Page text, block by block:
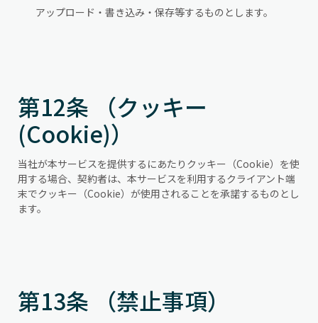
アップロード・書き込み・保存等するものとします。
第12条 （クッキー
(Cookie)）
当社が本サービスを提供するにあたりクッキー（Cookie）を使
用する場合、契約者は、本サービスを利用するクライアント端
末でクッキー（Cookie）が使用されることを承諾するものとし
ます。
第13条 （禁止事項）